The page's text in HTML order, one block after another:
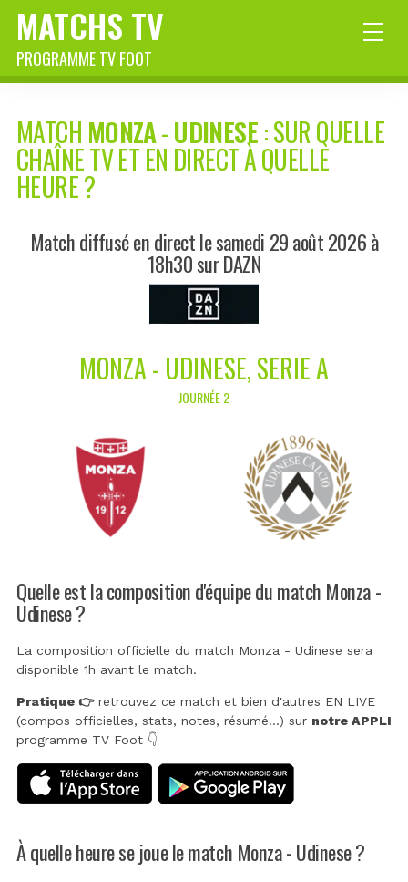
MATCHS TV
PROGRAMME TV FOOT
MATCH MONZA-UDINESE: SUR QUELLE
CHAÎNE TV ET EN DIRECT À QUELLE
HEURE ?
Match diffusé en direct le samedi 29 août 2026 à
18h30 sur DAZN
MONZA - UDINESE, SERIE A
JOURNÉE 2
Quelle est la composition d'équipe du match Monza -
Udinese ?
La composition officielle du match Monza - Udinese sera
disponible 1h avant le match.
Pratique 👉retrouvez ce match et bien d'autres EN LIVE
(compos officielles, stats, notes, résumé...) sur notre APPLI
programme TV Foot 👇
À quelle heure se joue le match Monza - Udinese ?